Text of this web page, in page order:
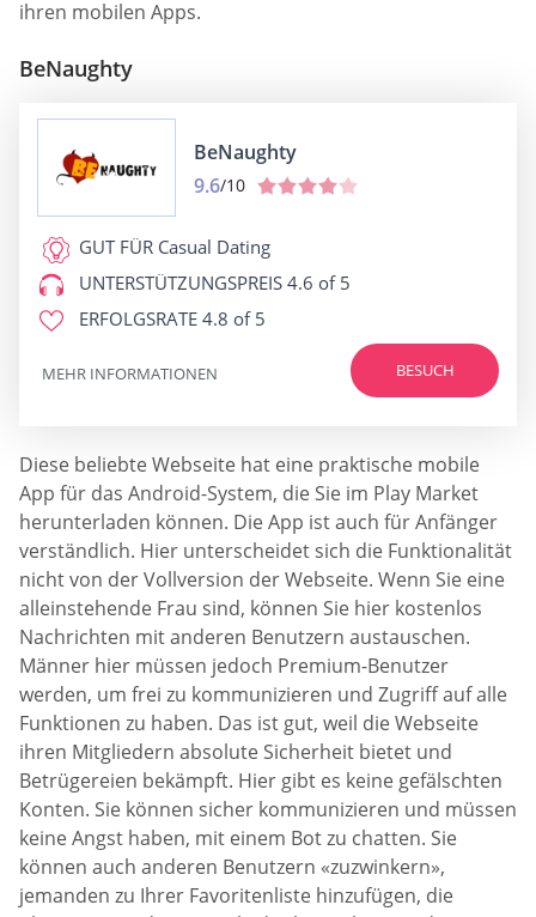
ihren mobilen Apps.
BeNaughty
BeNaughty
9.6/10
GUT FÜR Casual Dating
UNTERSTÜTZUNGSPREIS 4.6 of 5
ERFOLGSRATE 4.8 of 5
BESUCH
MEHR INFORMATIONEN
Diese beliebte Webseite hat eine praktische mobile
App für das Android-System, die Sie im Play Market
herunterladen können. Die App ist auch für Anfänger
verständlich. Hier unterscheidet sich die Funktionalität
nicht von der Vollversion der Webseite. Wenn Sie eine
alleinstehende Frau sind, können Sie hier kostenlos
Nachrichten mit anderen Benutzern austauschen.
Männer hier müssen jedoch Premium-Benutzer
werden, um frei zu kommunizieren und Zugriff auf alle
Funktionen zu haben. Das ist gut, weil die Webseite
ihren Mitgliedern absolute Sicherheit bietet und
Betrügereien bekämpft. Hier gibt es keine gefälschten
Konten. Sie können sicher kommunizieren und müssen
keine Angst haben, mit einem Bot zu chatten. Sie
können auch anderen Benutzern «zuzwinkern»,
jemanden zu Ihrer Favoritenliste hinzufügen, die